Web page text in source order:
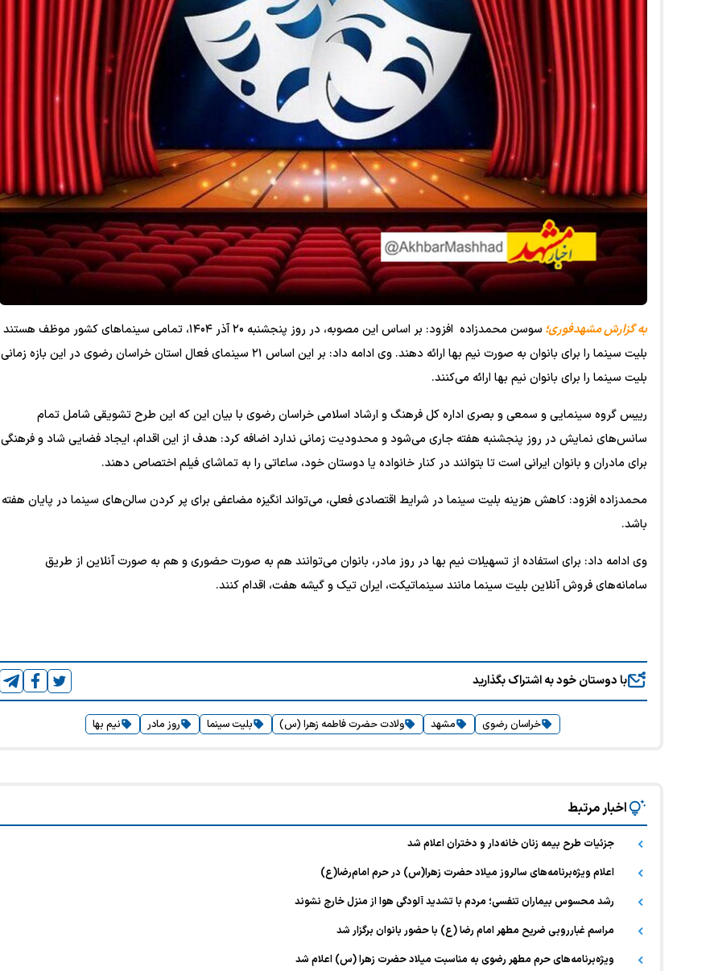
به گزارش مشهدفوری؛
سوسن محمدزاده افزود: بر اساس این مصوبه، در روز پنجشنبه ۲۰ آذر ۱۴۰۴، تمامی سینماهای کشور موظف هستند
بلیت سینما را برای بانوان به صورت نیم بها ارائه دهند. وی ادامه داد: بر این اساس ۲۱ سینمای فعال استان خراسان رضوی در این بازه زمانی
بلیت سینما را برای بانوان نیم بها ارائه می‌کنند.
رییس گروه سینمایی و سمعی و بصری اداره کل فرهنگ و ارشاد اسلامی خراسان رضوی با بیان این که این طرح تشویقی شامل تمام
سانس‌های نمایش در روز پنجشنبه هفته جاری می‌شود و محدودیت زمانی ندارد اضافه کرد: هدف از این اقدام، ایجاد فضایی شاد و فرهنگی
برای مادران و بانوان ایرانی است تا بتوانند در کنار خانواده یا دوستان خود، ساعاتی را به تماشای فیلم اختصاص دهند.
محمدزاده افزود: کاهش هزینه بلیت سینما در شرایط اقتصادی فعلی، می‌تواند انگیزه مضاعفی برای پر کردن سالن‌های سینما در پایان هفته
باشد.
وی ادامه داد: برای استفاده از تسهیلات نیم بها در روز مادر، بانوان می‌توانند هم به صورت حضوری و هم به صورت آنلاین از طریق
سامانه‌های فروش آنلاین بلیت سینما مانند سینماتیکت، ایران تیک و گیشه هفت، اقدام کنند.
با دوستان خود به اشتراک بگذارید
خراسان رضوی مشهد ولادت حضرت فاطمه زهرا (س) بلیت سینما روز مادر نیم بها
اخبار مرتبط
جزئیات طرح بیمه زنان خانه‌دار و دختران اعلام شد
اعلام ویژه‌برنامه‌های سالروز میلاد حضرت زهرا(س) در حرم امام‌رضا(ع)
رشد محسوس بیماران تنفسی؛ مردم با تشدید آلودگی هوا از منزل خارج نشوند
مراسم غبارروبی ضریح مطهر امام رضا (ع) با حضور بانوان برگزار شد
ویژه‌برنامه‌های حرم مطهر رضوی به مناسبت میلاد حضرت زهرا (س) اعلام شد